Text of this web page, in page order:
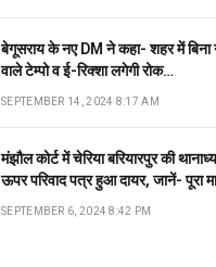
बेगूसराय के नए DM ने कहा- शहर में
वाले टेम्पो व ई-रिक्शा लगेगी रोक…
SEPTEMBER 14, 2024 8:17 AM
मंझौल कोर्ट में चेरिया बरियारपुर की
ऊपर परिवाद पत्र हुआ दायर, जानें- पूरा
SEPTEMBER 6, 2024 8:42 PM